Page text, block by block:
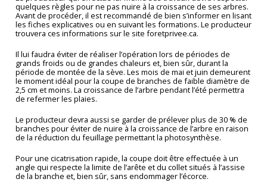
quelques règles pour ne pas nuire à la croissance de ses arbres.
Avant de procéder, il est recommandé de bien s’informer en lisant
les fiches explicatives ou en suivant les formations. Le producteur
trouvera ces informations sur le site foretprivee.ca.
Il lui faudra éviter de réaliser l’opération lors de périodes de
grands froids ou de grandes chaleurs et, bien sûr, durant la
période de montée de la sève. Les mois de mai et juin demeurent
le moment idéal pour la coupe de branches de faible diamètre de
2,5 cm et moins. La croissance de l’arbre pendant l’été permettra
de refermer les plaies.
Le producteur devra aussi se garder de prélever plus de 30 % de
branches pour éviter de nuire à la croissance de l’arbre en raison
de la réduction du feuillage permettant la photosynthèse.
Pour une cicatrisation rapide, la coupe doit être effectuée à un
angle qui respecte la limite de l’arête et du collet situés à l’assise
de la branche et, bien sûr, sans endommager l’écorce.